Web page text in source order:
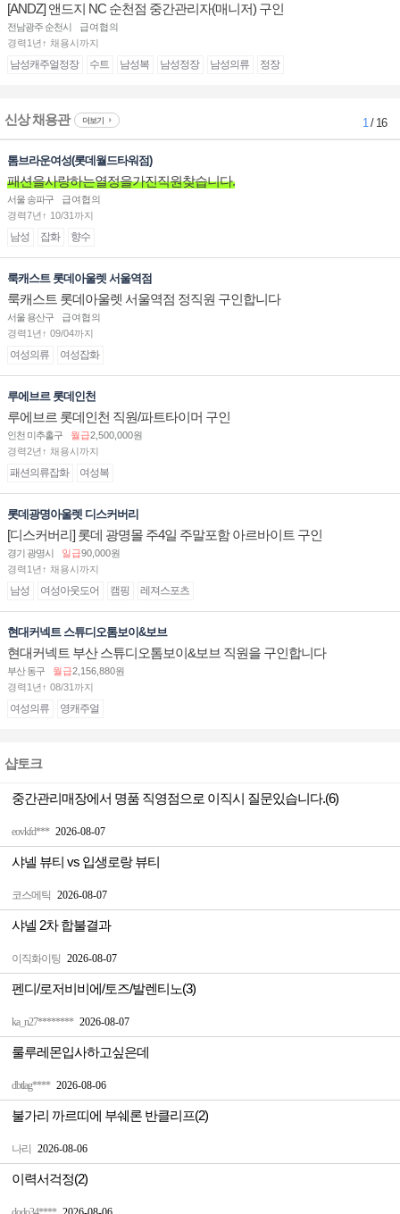
[ANDZ] 앤드지 NC 순천점 중간관리자(매니저) 구인
전남광주 순천시
급여협의
경력1년↑ 채용시까지
남성캐주얼정장 수트 남성복 남성정장 남성의류 정장
신상 채용관 더보기 1/ 16
톰브라운여성(롯데월드타워점)
패션을사랑하는열정을가진직원찾습니다.
서울 송파구
급여협의
경력7년↑ 10/31까지
남성 잡화 향수
룩캐스트 롯데아울렛 서울역점
룩캐스트 롯데아울렛 서울역점 정직원 구인합니다
서울 용산구
급여협의
경력1년↑ 09/04까지
여성의류 여성잡화
루에브르 롯데인천
루에브르 롯데인천 직원/파트타이머 구인
인천 미추홀구 월급2,500,000원
경력2년↑ 채용시까지
패션의류잡화 여성복
롯데광명아울렛 디스커버리
[디스커버리] 롯데 광명몰 주4일 주말포함 아르바이트 구인
경기 광명시 일급90,000원
경력1년↑ 채용시까지
남성 여성아웃도어 캠핑 레져스포츠
현대커넥트 스튜디오톰보이&보브
현대커넥트 부산 스튜디오톰보이&보브 직원을 구인합니다
부산 동구 월급2,156,880원
경력1년↑ 08/31까지
여성의류 영캐주얼
샵토크
eovkfd*** 2026-08-07
중간관리매장에서 명품 직영점으로 이직시 질문있습니다.(6)
코스메틱 2026-08-07
샤넬 뷰티 vs 입생로랑 뷰티
이직화이팅 2026-08-07
샤넬 2차 합불결과
ka_n27******** 2026-08-07
펜디/로저비비에/토즈/발렌티노(3)
dbtlag**** 2026-08-06
룰루레몬입사하고싶은데
나리 2026-08-06
불가리 까르띠에 부쉐론 반클리프(2)
이력서걱정(2)